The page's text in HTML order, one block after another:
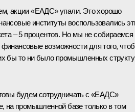
акции «ЕАДС» упали. Это хорошо
институты воспользовались
– 5 процентов. Но мы не собираемся
возможности для того,
бы то ни было промышленных
будем сотрудничать с «ЕАДС»
на промышленной базе только в том